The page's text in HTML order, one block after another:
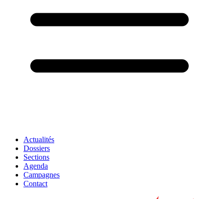
Actualités
Dossiers
Sections
Agenda
Campagnes
Contact